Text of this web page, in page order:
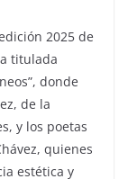
2025 de
titulada
donde
de la
y los poetas
quienes
estética y